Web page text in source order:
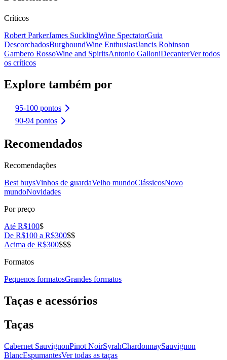
Críticos
Robert ParkerJames SucklingWine SpectatorGuia
DescorchadosBurghoundWine EnthusiastJancis Robinson
Gambero RossoWine and SpiritsAntonio GalloniDecanterVer todos
os críticos
Explore também por
95-100 pontos
90-94 pontos
Recomendados
Recomendações
Best buysVinhos de guardaVelho mundoClássicosNovo
mundoNovidades
Por preço
Até R$100$
De R$100 a R$300$$
Acima de R$300$$$
Formatos
Pequenos formatosGrandes formatos
Taças e acessórios
Taças
Cabernet SauvignonPinot NoirSyrahChardonnaySauvignon
BlancEspumantesVer todas as taças